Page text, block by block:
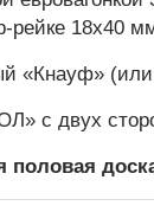
рейке 18х40
«Кнауф»
с двух
половая